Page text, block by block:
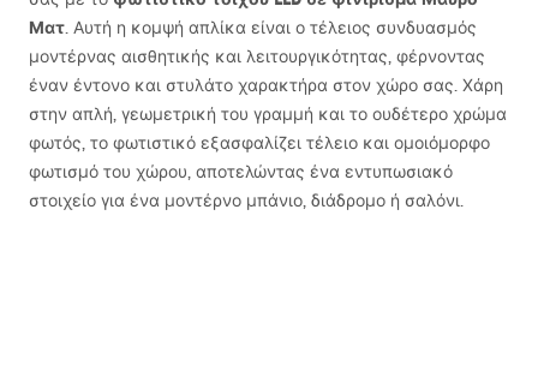
Ματ. Αυτή η κομψή απλίκα είναι ο τέλειος συνδυασμός
μοντέρνας αισθητικής και λειτουργικότητας, φέρνοντας
έναν έντονο και στυλάτο χαρακτήρα στον χώρο σας. Χάρη
στην απλή, γεωμετρική του γραμμή και το ουδέτερο χρώμα
φωτός, το φωτιστικό εξασφαλίζει τέλειο και ομοιόμορφο
φωτισμό του χώρου, αποτελώντας ένα εντυπωσιακό
στοιχείο για ένα μοντέρνο μπάνιο, διάδρομο ή σαλόνι.